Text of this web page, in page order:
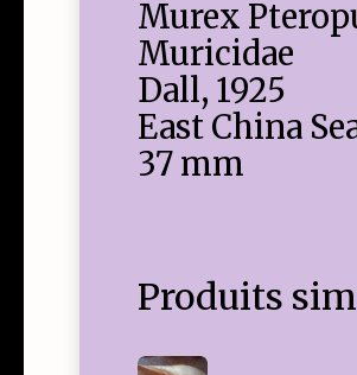
Murex
Muricidae
Dall, 1925
East China
37 mm
Produits